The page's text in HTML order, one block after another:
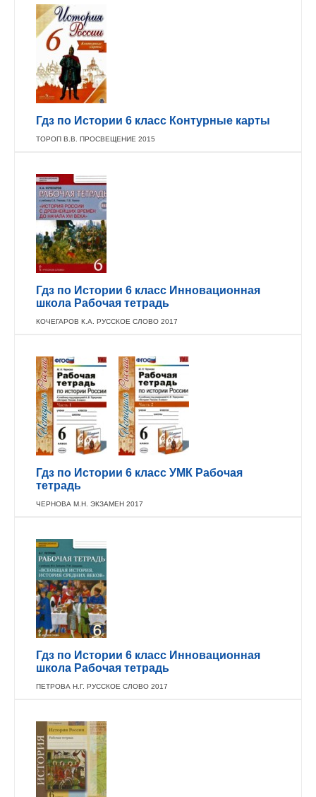
Гдз по Истории 6 класс Контурные карты
ТОРОП В.В. ПРОСВЕЩЕНИЕ 2015
Гдз по Истории 6 класс Инновационная
школа Рабочая тетрадь
КОЧЕГАРОВ К.А. РУССКОЕ СЛОВО 2017
Гдз по Истории 6 класс УМК Рабочая
тетрадь
ЧЕРНОВА М.Н. ЭКЗАМЕН 2017
Гдз по Истории 6 класс Инновационная
школа Рабочая тетрадь
ПЕТРОВА Н.Г. РУССКОЕ СЛОВО 2017